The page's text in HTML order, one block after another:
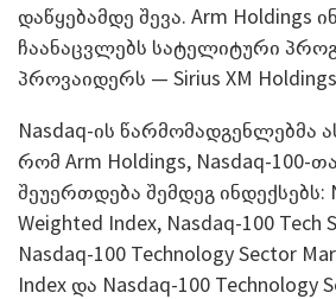
დაწყებამდე შევა. Arm Holdings
ჩაანაცვლებს სატელიტური
პროვაიდერს — Sirius XM
Nasdaq-ის წარმომადგენლებმა
რომ Arm Holdings, Nasdaq-100-
შეუერთდება შემდეგ ინდექსებს:
Weighted Index, Nasdaq-100 Tech
Nasdaq-100 Technology Sector
Index და Nasdaq-100 Technology